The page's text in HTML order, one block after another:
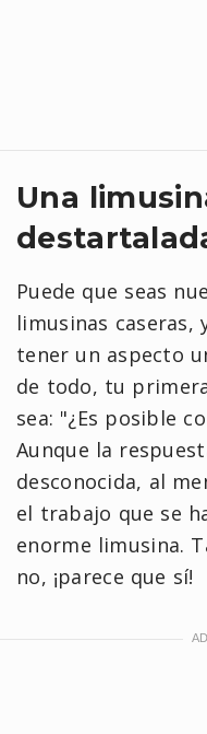
Una
Puede que seas
limusinas caseras,
tener un aspecto
de todo, tu
sea: "¿Es posible
Aunque la
desconocida, al
el trabajo que se
enorme limusina.
no, ¡parece que sí!